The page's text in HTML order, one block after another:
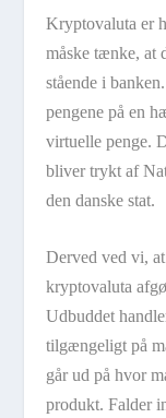
Kryptovaluta er
måske tænke, at
stående i
pengene på en
virtuelle penge.
bliver trykt af
den danske stat.
Derved ved vi,
kryptovaluta
Udbuddet
tilgængeligt på
går ud på hvor
produkt. Falder